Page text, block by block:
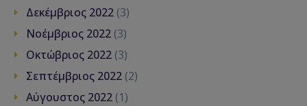
Δεκέμβριος 2022 (3)
Νοέμβριος 2022 (3)
Οκτώβριος 2022 (3)
Σεπτέμβριος 2022 (2)
Αύγουστος 2022 (1)